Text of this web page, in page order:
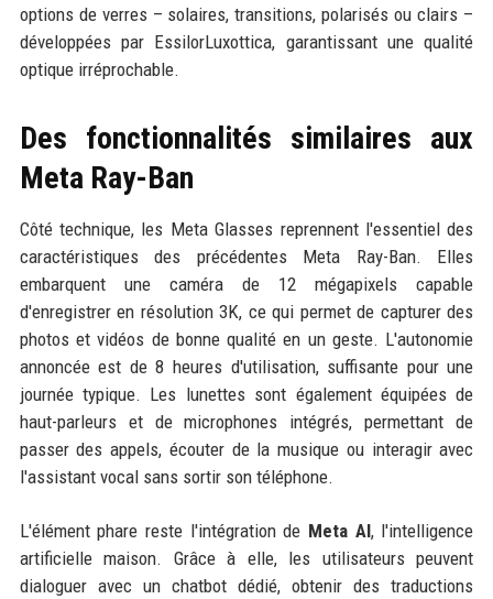
options de verres – solaires, transitions, polarisés ou clairs –
développées par EssilorLuxottica, garantissant une qualité
optique irréprochable.
Des fonctionnalités similaires aux
Meta Ray-Ban
Côté technique, les Meta Glasses reprennent l'essentiel des
caractéristiques des précédentes Meta Ray-Ban. Elles
embarquent une caméra de 12 mégapixels capable
d'enregistrer en résolution 3K, ce qui permet de capturer des
photos et vidéos de bonne qualité en un geste. L'autonomie
annoncée est de 8 heures d'utilisation, suffisante pour une
journée typique. Les lunettes sont également équipées de
haut-parleurs et de microphones intégrés, permettant de
passer des appels, écouter de la musique ou interagir avec
l'assistant vocal sans sortir son téléphone.
L'élément phare reste l'intégration de Meta AI, l'intelligence
artificielle maison. Grâce à elle, les utilisateurs peuvent
dialoguer avec un chatbot dédié, obtenir des traductions